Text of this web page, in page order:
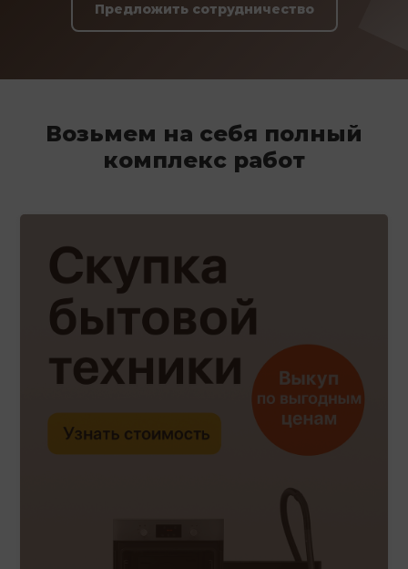
Предложить сотрудничество
Возьмем на себя полный
комплекс работ